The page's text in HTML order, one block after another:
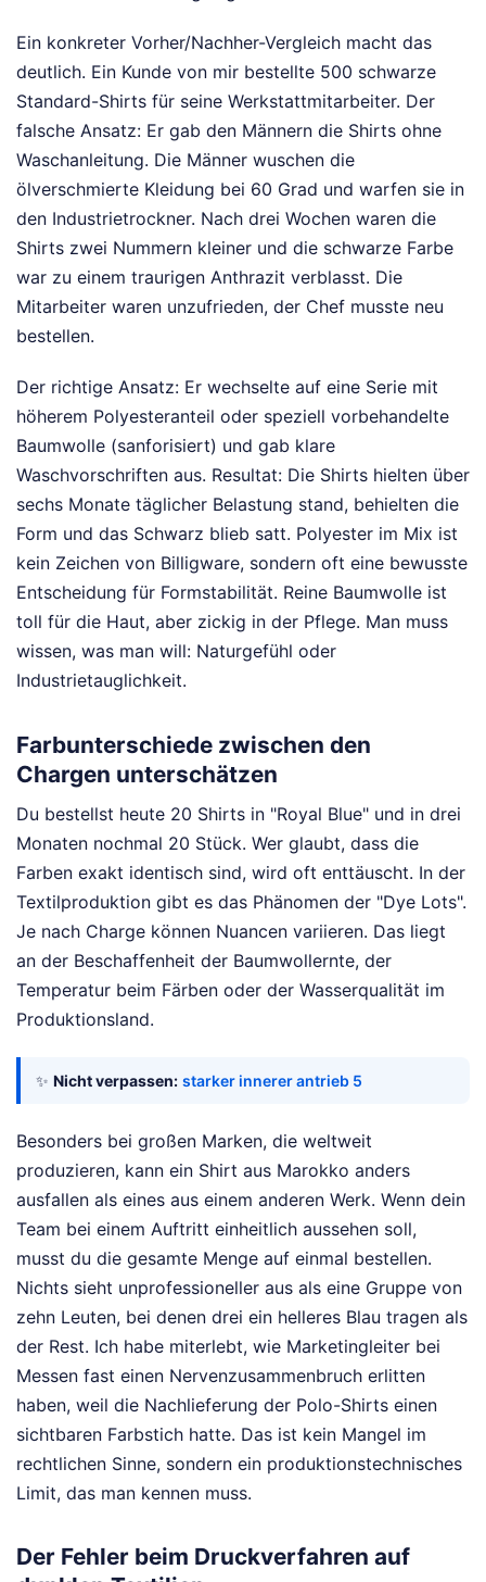
Ein konkreter Vorher/Nachher-Vergleich macht das
deutlich. Ein Kunde von mir bestellte 500 schwarze
Standard-Shirts für seine Werkstattmitarbeiter. Der
falsche Ansatz: Er gab den Männern die Shirts ohne
Waschanleitung. Die Männer wuschen die
ölverschmierte Kleidung bei 60 Grad und warfen sie in
den Industrietrockner. Nach drei Wochen waren die
Shirts zwei Nummern kleiner und die schwarze Farbe
war zu einem traurigen Anthrazit verblasst. Die
Mitarbeiter waren unzufrieden, der Chef musste neu
bestellen.
Der richtige Ansatz: Er wechselte auf eine Serie mit
höherem Polyesteranteil oder speziell vorbehandelte
Baumwolle (sanforisiert) und gab klare
Waschvorschriften aus. Resultat: Die Shirts hielten über
sechs Monate täglicher Belastung stand, behielten die
Form und das Schwarz blieb satt. Polyester im Mix ist
kein Zeichen von Billigware, sondern oft eine bewusste
Entscheidung für Formstabilität. Reine Baumwolle ist
toll für die Haut, aber zickig in der Pflege. Man muss
wissen, was man will: Naturgefühl oder
Industrietauglichkeit.
Farbunterschiede zwischen den
Chargen unterschätzen
Du bestellst heute 20 Shirts in "Royal Blue" und in drei
Monaten nochmal 20 Stück. Wer glaubt, dass die
Farben exakt identisch sind, wird oft enttäuscht. In der
Textilproduktion gibt es das Phänomen der "Dye Lots".
Je nach Charge können Nuancen variieren. Das liegt
an der Beschaffenheit der Baumwollernte, der
Temperatur beim Färben oder der Wasserqualität im
Produktionsland.
✨ Nicht verpassen: starker innerer antrieb 5
Besonders bei großen Marken, die weltweit
produzieren, kann ein Shirt aus Marokko anders
ausfallen als eines aus einem anderen Werk. Wenn dein
Team bei einem Auftritt einheitlich aussehen soll,
musst du die gesamte Menge auf einmal bestellen.
Nichts sieht unprofessioneller aus als eine Gruppe von
zehn Leuten, bei denen drei ein helleres Blau tragen als
der Rest. Ich habe miterlebt, wie Marketingleiter bei
Messen fast einen Nervenzusammenbruch erlitten
haben, weil die Nachlieferung der Polo-Shirts einen
sichtbaren Farbstich hatte. Das ist kein Mangel im
rechtlichen Sinne, sondern ein produktionstechnisches
Limit, das man kennen muss.
Der Fehler beim Druckverfahren auf